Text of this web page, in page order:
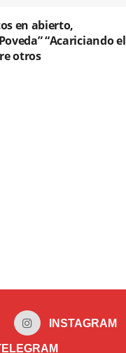
en abierto,
“Acariciando el
otros
INSTAGRAM